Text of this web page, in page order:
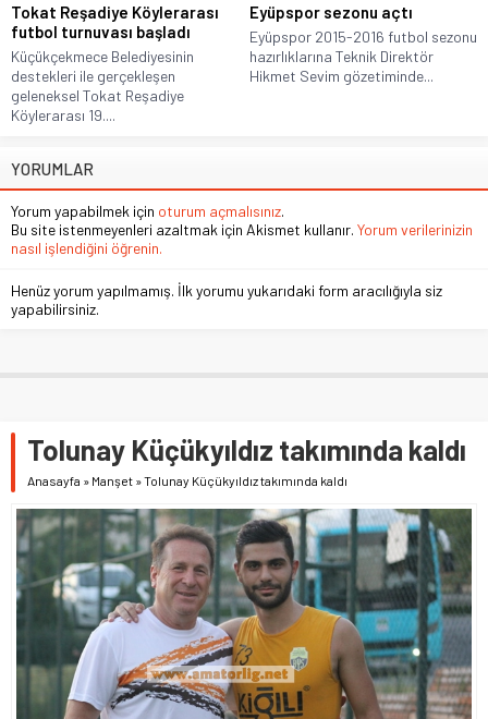
Tokat Reşadiye Köylerarası
futbol turnuvası başladı
Küçükçekmece Belediyesinin
destekleri ile gerçekleşen
geleneksel Tokat Reşadiye
Köylerarası 19....
Eyüpspor sezonu açtı
Eyüpspor 2015-2016 futbol sezonu
hazırlıklarına Teknik Direktör
Hikmet Sevim gözetiminde...
YORUMLAR
Yorum yapabilmek için oturum açmalısınız.
Bu site istenmeyenleri azaltmak için Akismet kullanır. Yorum verilerinizin
nasıl işlendiğini öğrenin.
Henüz yorum yapılmamış. İlk yorumu yukarıdaki form aracılığıyla siz
yapabilirsiniz.
Tolunay Küçükyıldız takımında kaldı
Anasayfa » Manşet »Tolunay Küçükyıldız takımında kaldı